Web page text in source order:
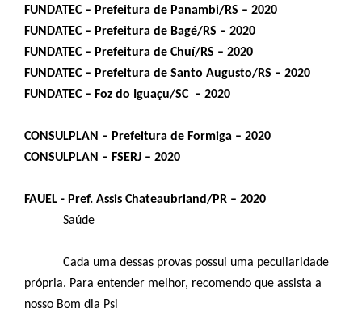
FUNDATEC – Prefeitura de Panambi/RS – 2020
FUNDATEC – Prefeitura de Bagé/RS – 2020
FUNDATEC – Prefeitura de Chuí/RS – 2020
FUNDATEC – Prefeitura de Santo Augusto/RS – 2020
FUNDATEC – Foz do Iguaçu/SC – 2020
CONSULPLAN – Prefeitura de Formiga – 2020
CONSULPLAN – FSERJ – 2020
FAUEL - Pref. Assis Chateaubriand/PR – 2020
Saúde
Cada uma dessas provas possui uma peculiaridade
própria. Para entender melhor, recomendo que assista a
nosso Bom dia Psi